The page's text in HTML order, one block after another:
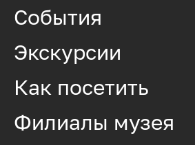
События
Экскурсии
Как посетить
Филиалы музея